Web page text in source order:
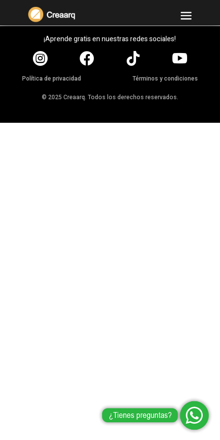
¡Aprende gratis en nuestras redes sociales!
   
Política de privacidad Términos y condiciones
© 2025 Creaarq. Todos los derechos reservados.